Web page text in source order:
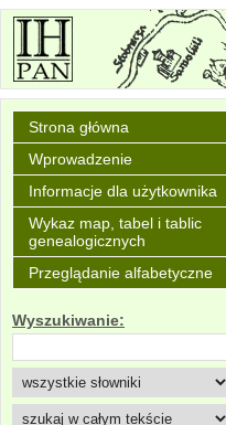
Strona główna
Wprowadzenie
Informacje dla użytkownika
Wykaz map, tabel i tablic
genealogicznych
Przeglądanie alfabetyczne
Wyszukiwanie: